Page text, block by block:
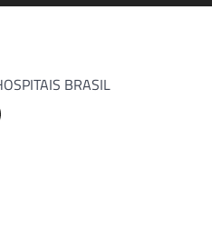
BRASIL